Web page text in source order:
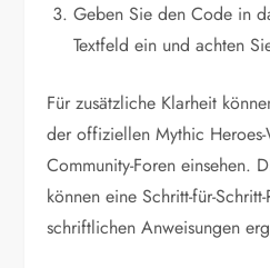
Geben Sie den Code in
Textfeld ein und achten
Für zusätzliche Klarheit
der offiziellen Mythic
Community-Foren einsehen.
können eine Schritt-für-
schriftlichen Anweisungen